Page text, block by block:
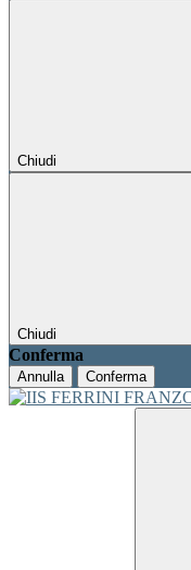
Chiudi
Chiudi
Conferma
Annulla Conferma